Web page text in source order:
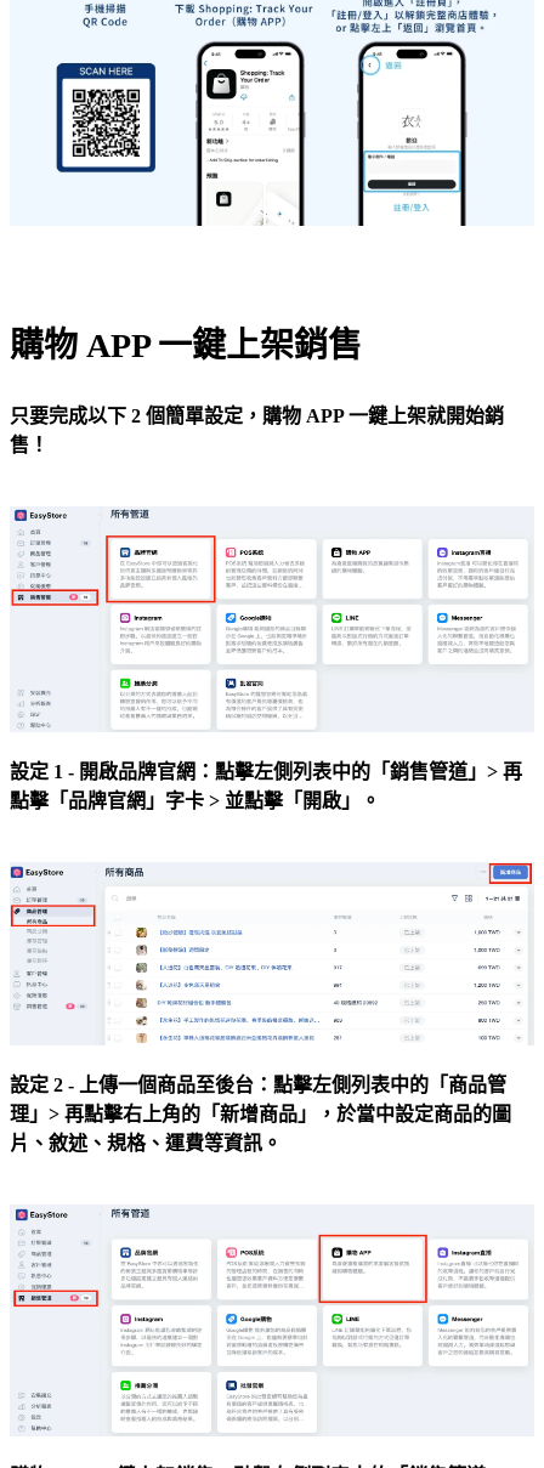
購物 APP 一鍵上架銷售
只要完成以下 2 個簡單設定， 購物 APP 一鍵上架就開始銷
售！
設定 1 - 開啟品牌官網：點擊左側列表中的「銷售管道」> 再
點擊「品牌官網」字卡 > 並點擊「開啟」。
設定 2 - 上傳一個商品至後台：點擊左側列表中的「商品管
理」> 再點擊右上角的「新增商品」，於當中設定商品的圖
片、敘述、規格、運費等資訊。